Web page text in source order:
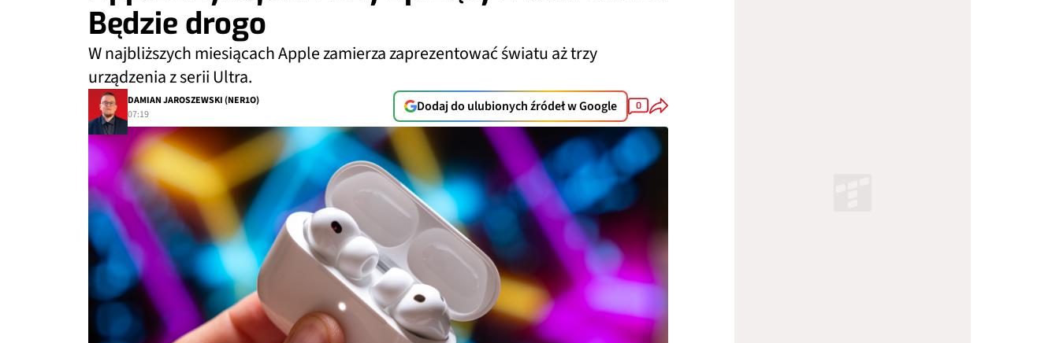
Będzie drogo
W najbliższych miesiącach Apple zamierza zaprezentować światu aż trzy
urządzenia z serii Ultra.
DAMIAN JAROSZEWSKI (NER1O)
07:19
Dodaj do ulubionych źródeł w Google 0